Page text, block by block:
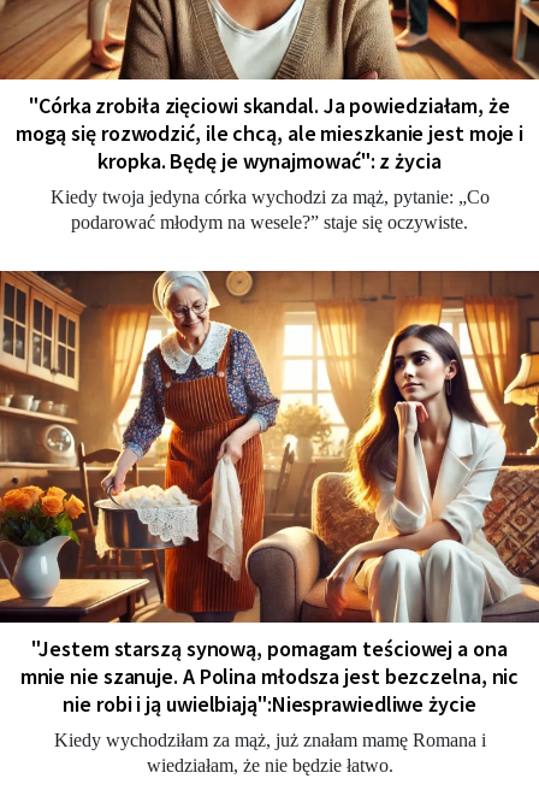
"Córka zrobiła zięciowi skandal. Ja powiedziałam, że
mogą się rozwodzić, ile chcą, ale mieszkanie jest moje i
kropka. Będę je wynajmować": z życia
Kiedy twoja jedyna córka wychodzi za mąż, pytanie: „Co
podarować młodym na wesele?” staje się oczywiste.
"Jestem starszą synową, pomagam teściowej a ona
mnie nie szanuje. A Polina młodsza jest bezczelna, nic
nie robi i ją uwielbiają":Niesprawiedliwe życie
Kiedy wychodziłam za mąż, już znałam mamę Romana i
wiedziałam, że nie będzie łatwo.